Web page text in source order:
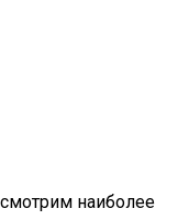
наиболее